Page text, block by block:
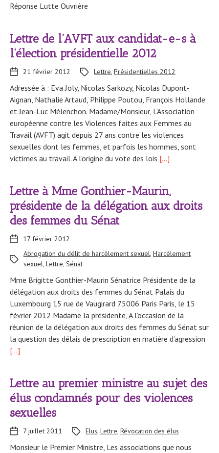
Réponse Lutte Ouvrière
Lettre de l’AVFT aux candidat-e-s à
l’élection présidentielle 2012
Adressée à : Eva Joly, Nicolas Sarkozy, Nicolas Dupont-
Aignan, Nathalie Artaud, Philippe Poutou, François Hollande
et Jean-Luc Mélenchon. Madame/Monsieur, L’Association
européenne contre les Violences faites aux Femmes au
Travail (AVFT) agit depuis 27 ans contre les violences
sexuelles dont les femmes, et parfois les hommes, sont
victimes au travail. A l’origine du vote des lois […]
21 février 2012 Lettre, Présidentielles 2012
Lettre à Mme Gonthier-Maurin,
présidente de la délégation aux droits
des femmes du Sénat
Mme Brigitte Gonthier-Maurin Sénatrice Présidente de la
délégation aux droits des femmes du Sénat Palais du
Luxembourg 15 rue de Vaugirard 75006 Paris Paris, le 15
février 2012 Madame la présidente, A l’occasion de la
réunion de la délégation aux droits des femmes du Sénat sur
la question des délais de prescription en matière d’agression
[…]
17 février 2012
Abrogation du délit de harcèlement sexuel, Harcèlement
sexuel, Lettre, Sénat
Lettre au premier ministre au sujet des
élus condamnés pour des violences
sexuelles
Monsieur le Premier Ministre, Les associations que nous
7 juillet 2011 Elus, Lettre, Révocation des élus